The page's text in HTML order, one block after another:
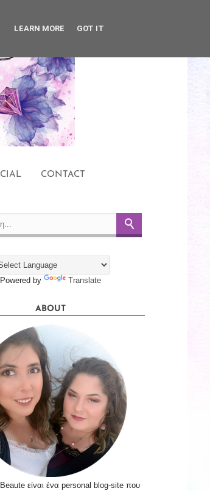
CONTACT
Powered by Translate
ABOUT
είναι ένα personal blog-site που
LEARN MORE GOT IT